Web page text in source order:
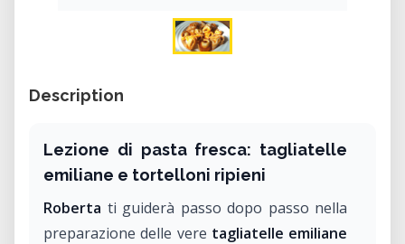
Description
Lezione di pasta fresca: tagliatelle
emiliane e tortelloni ripieni
Roberta ti guiderà passo dopo passo nella
preparazione delle vere tagliatelle emiliane